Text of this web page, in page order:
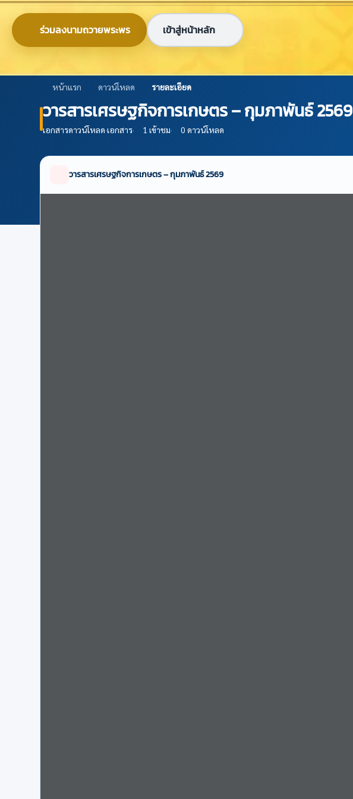
ร่วมลงนามถวายพระพร เข้าสู่หน้าหลัก
0-2579-8161 nabc@nabc.go.th
ศูนย์ข้อมูลเกษตรแห่งชาติ
National Agricultural Big Data Center
หน้าแรก ดาวน์โหลด รายละเอียด
วารสารเศรษฐกิจการเกษตร – กุมภาพันธ์ 2569
เอกสารดาวน์โหลด·เอกสาร· 1 เข้าชม· 0 ดาวน์โหลด
วารสารเศรษฐกิจการเกษตร – กุมภาพันธ์ 2569